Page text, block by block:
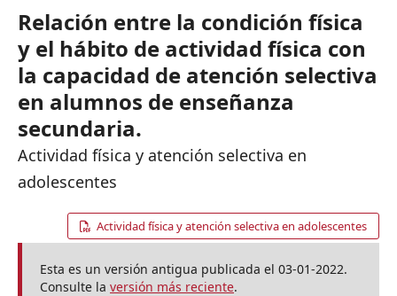
Relación entre la condición física
y el hábito de actividad física con
la capacidad de atención selectiva
en alumnos de enseñanza
secundaria.
Actividad física y atención selectiva en
adolescentes
Actividad física y atención selectiva en adolescentes
Esta es un versión antigua publicada el 03-01-2022.
Consulte la versión más reciente.